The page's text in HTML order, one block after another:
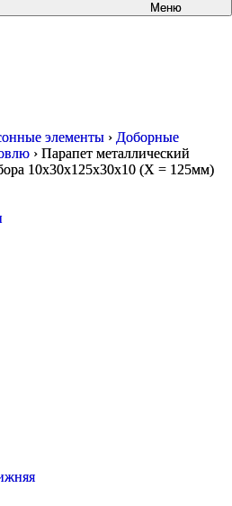
Меню
элементы › Доборные
› Парапет металлический
10х30х125х30х10 (Х = 125мм)